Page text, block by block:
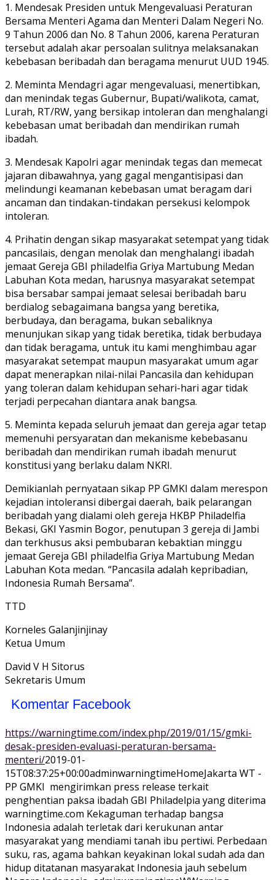
1. Mendesak Presiden untuk Mengevaluasi Peraturan
Bersama Menteri Agama dan Menteri Dalam Negeri No.
9 Tahun 2006 dan No. 8 Tahun 2006, karena Peraturan
tersebut adalah akar persoalan sulitnya melaksanakan
kebebasan beribadah dan beragama menurut UUD 1945.
2. Meminta Mendagri agar mengevaluasi, menertibkan,
dan menindak tegas Gubernur, Bupati/walikota, camat,
Lurah, RT/RW, yang bersikap intoleran dan menghalangi
kebebasan umat beribadah dan mendirikan rumah
ibadah.
3. Mendesak Kapolri agar menindak tegas dan memecat
jajaran dibawahnya, yang gagal mengantisipasi dan
melindungi keamanan kebebasan umat beragam dari
ancaman dan tindakan-tindakan persekusi kelompok
intoleran.
4. Prihatin dengan sikap masyarakat setempat yang tidak
pancasilais, dengan menolak dan menghalangi ibadah
jemaat Gereja GBI philadelfia Griya Martubung Medan
Labuhan Kota medan, harusnya masyarakat setempat
bisa bersabar sampai jemaat selesai beribadah baru
berdialog sebagaimana bangsa yang beretika,
berbudaya, dan beragama, bukan sebaliknya
menunjukan sikap yang tidak beretika, tidak berbudaya
dan tidak beragama, untuk itu kami menghimbau agar
masyarakat setempat maupun masyarakat umum agar
dapat menerapkan nilai-nilai Pancasila dan kehidupan
yang toleran dalam kehidupan sehari-hari agar tidak
terjadi perpecahan diantara anak bangsa.
5. Meminta kepada seluruh jemaat dan gereja agar tetap
memenuhi persyaratan dan mekanisme kebebasanu
beribadah dan mendirikan rumah ibadah menurut
konstitusi yang berlaku dalam NKRI.
Demikianlah pernyataan sikap PP GMKI dalam merespon
kejadian intoleransi dibergai daerah, baik pelarangan
beribadah yang dialami oleh gereja HKBP Philadelfia
Bekasi, GKI Yasmin Bogor, penutupan 3 gereja di Jambi
dan terkhusus aksi pembubaran kebaktian minggu
jemaat Gereja GBI philadelfia Griya Martubung Medan
Labuhan Kota medan. “Pancasila adalah kepribadian,
Indonesia Rumah Bersama”.
TTD
Korneles Galanjinjinay
Ketua Umum
David V H Sitorus
Sekretaris Umum
Komentar Facebook
https://warningtime.com/index.php/2019/01/15/gmki-
desak-presiden-evaluasi-peraturan-bersama-
menteri/2019-01-
15T08:37:25+00:00adminwarningtimeHomeJakarta WT -
PP GMKI mengirimkan press release terkait
penghentian paksa ibadah GBI Philadelpia yang diterima
warningtime.com Kekaguman terhadap bangsa
Indonesia adalah terletak dari kerukunan antar
masyarakat yang mendiami tanah ibu pertiwi. Perbedaan
suku, ras, agama bahkan keyakinan lokal sudah ada dan
hidup ditatanan masyarakat Indonesia jauh sebelum